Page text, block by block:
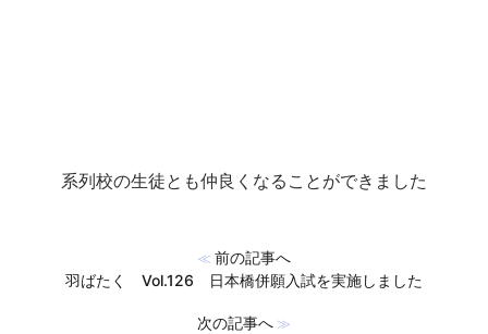
系列校の生徒とも仲良くなることができました
≪ 前の記事へ
羽ばたく Vol.126 日本橋併願入試を実施しました
次の記事へ ≫